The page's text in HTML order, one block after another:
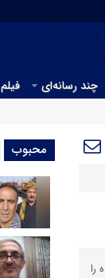
چند رسانه‌ای فیلم
را
محبوب